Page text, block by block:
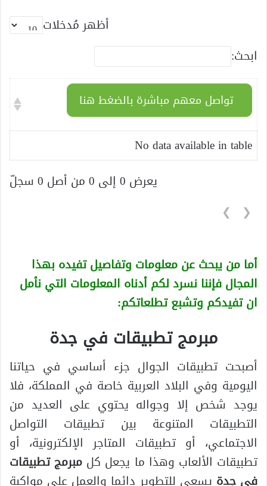
أظهر مُدخلات
ابحث:
تواصل معهم مباشرة بالضغط هنا
No data available in table
يعرض 0 إلى 0 من أصل 0 سجلّ
❮
❯
أما من يبحث عن معلومات وتفاصيل تفيده بهذا
المجال فإننا نسرد لكم أدناه المعلومات التي نأمل
ان تفيدكم وتشبع تطلعاتكم:
مبرمج تطبيقات في جدة
أصبحت تطبيقات الجوال جزء أساسي في حياتنا
اليومية وفي البلاد العربية خاصة في المملكة، فلا
يوجد شخص إلا وجواله يحتوي على العديد من
التطبيقات المتنوعة بين تطبيقات التواصل
الاجتماعي، أو تطبيقات المتاجر الإلكترونية، أو
تطبيقات الألعاب وهذا ما يجعل كل مبرمج تطبيقات
في جدة يسعى للتطوير دائما والعمل على مواكبة